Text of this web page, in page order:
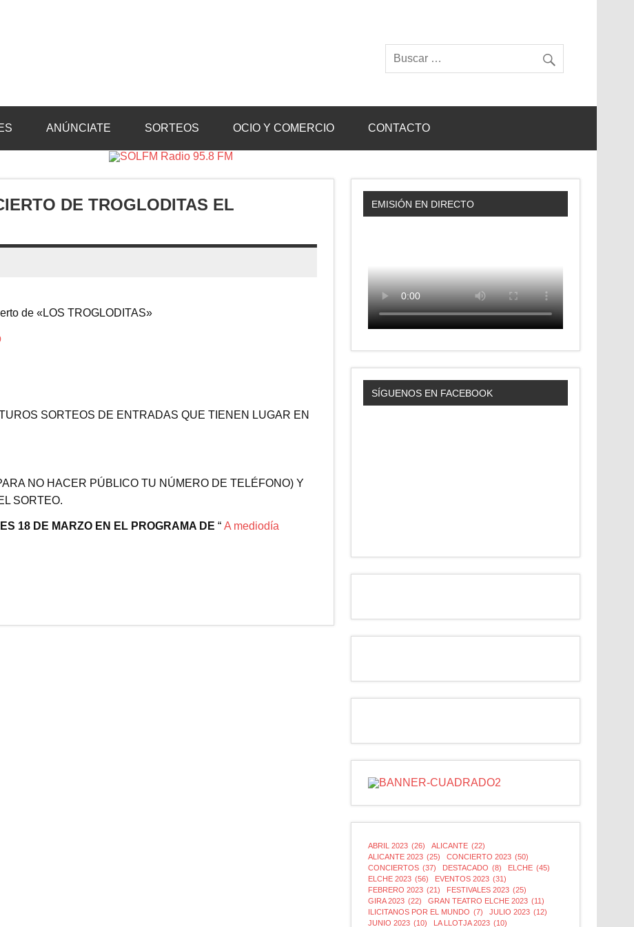
ANÚNCIATE SORTEOS OCIO Y COMERCIO CONTACTO
DE TROGLODITAS EL
de «LOS TROGLODITAS»
SORTEOS DE ENTRADAS QUE TIENEN LUGAR EN
NO HACER PÚBLICO TU NÚMERO DE TELÉFONO) Y
SORTEO.
18 DE MARZO EN EL PROGRAMA DE “ A mediodía
EMISIÓN EN DIRECTO
SÍGUENOS EN FACEBOOK
ABRIL 2023 (26) ALICANTE (22)
ALICANTE 2023 (25) CONCIERTO 2023 (50)
CONCIERTOS (37) DESTACADO (8) ELCHE (45)
ELCHE 2023 (56) EVENTOS 2023 (31)
FEBRERO 2023 (21) FESTIVALES 2023 (25)
GIRA 2023 (22) GRAN TEATRO ELCHE 2023 (11)
ILICITANOS POR EL MUNDO (7) JULIO 2023 (12)
JUNIO 2023 (10) LA LLOTJA 2023 (10)